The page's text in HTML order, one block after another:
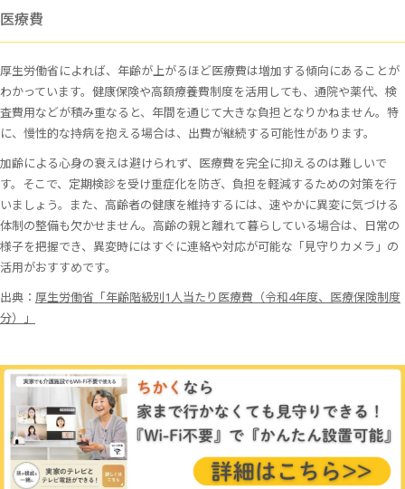
医療費
厚生労働省によれば、年齢が上がるほど医療費は増加する傾向にあることが
わかっています。健康保険や高額療養費制度を活用しても、通院や薬代、検
査費用などが積み重なると、年間を通じて大きな負担となりかねません。特
に、慢性的な持病を抱える場合は、出費が継続する可能性があります。
加齢による心身の衰えは避けられず、医療費を完全に抑えるのは難しいで
す。そこで、定期検診を受け重症化を防ぎ、負担を軽減するための対策を行
いましょう。また、高齢者の健康を維持するには、速やかに異変に気づける
体制の整備も欠かせません。高齢の親と離れて暮らしている場合は、日常の
様子を把握でき、異変時にはすぐに連絡や対応が可能な「見守りカメラ」の
活用がおすすめです。
出典： 厚生労働省「年齢階級別1人当たり医療費（令和4年度、医療保険制度
分）」